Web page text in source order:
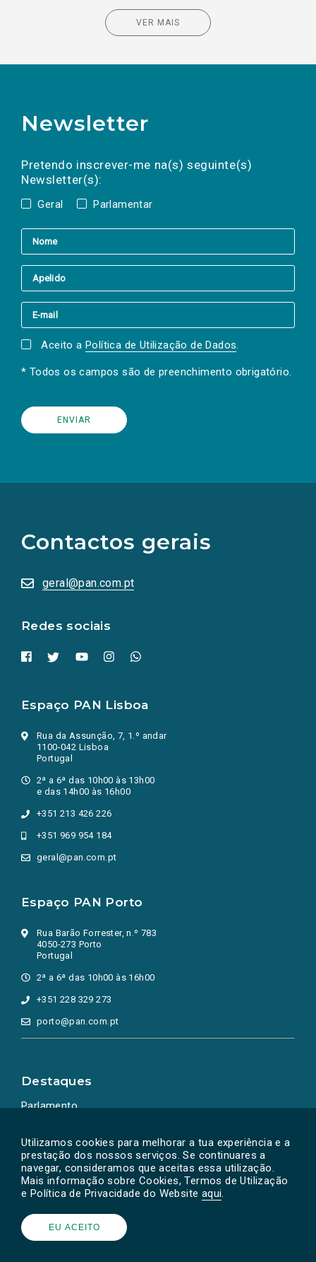
Utilizamos cookies para melhorar a tua experiência e a
prestação dos nossos serviços. Se continuares a
navegar, consideramos que aceitas essa utilização.
Mais informação sobre Cookies, Termos de Utilização
e Política de Privacidade do Website aqui.
EU ACEITO
VER MAIS
Newsletter
Pretendo inscrever-me na(s) seguinte(s)
Newsletter(s):
Geral Parlamentar
a(s) newsletter(s).
mail
Aceito a Política de Utilização de Dados.
* Todos os campos são de preenchimento obrigatório.
Contactos gerais
geral@pan.com.pt
Redes sociais
redes
sociais
numa
nova
Espaço PAN Lisboa
Rua da Assunção, 7, 1.º andar
1100-042 Lisboa
Portugal
2ª a 6ª das 10h00 às 13h00
e das 14h00 às 16h00
+351 213 426 226
+351 969 954 184
geral@pan.com.pt
Espaço PAN Porto
Rua Barão Forrester, n.º 783
4050-273 Porto
Portugal
2ª a 6ª das 10h00 às 16h00
+351 228 329 273
porto@pan.com.pt
Destaques
Parlamento
Powered by © PAN 2026